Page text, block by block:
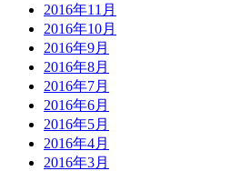
2016年11月
2016年10月
2016年9月
2016年8月
2016年7月
2016年6月
2016年5月
2016年4月
2016年3月